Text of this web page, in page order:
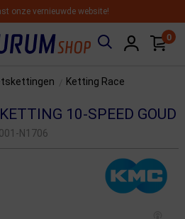
onze vernieuwde website!
0
Ketting Race
10-SPEED GOUD
N1706